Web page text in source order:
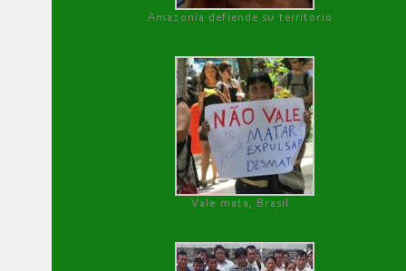
Amazonía defiende su territorio
Vale mata, Brasil